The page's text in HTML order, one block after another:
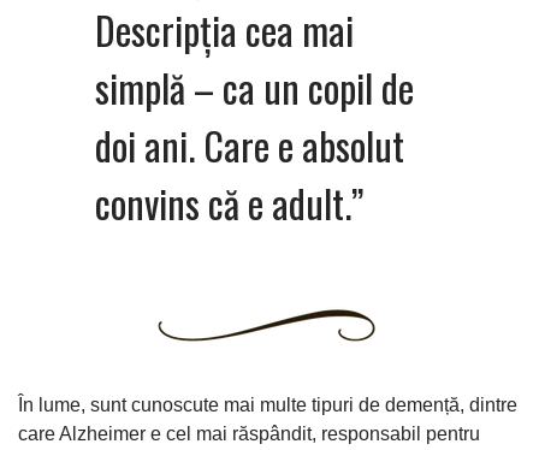
Descripția cea mai
simplă – ca un copil de
doi ani. Care e absolut
convins că e adult.”
În lume, sunt cunoscute mai multe tipuri de demență, dintre
care Alzheimer e cel mai răspândit, responsabil pentru